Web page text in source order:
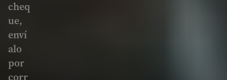
cheq
ue,
enví
alo
por
corr